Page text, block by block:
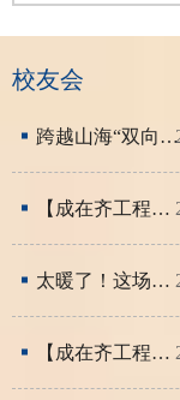
校友会
跨越山海“双向奔赴”！齐工程冰雪科创登陆大湾区，这波联动太燃！
【成在齐工程】从齐工程到奥克兰：电气男孩与一封世界百强名校录取信
太暖了！这场校友相聚跨越风雨 “聚”出温情
【成在齐工程】一面锦旗是双向奔赴的感动